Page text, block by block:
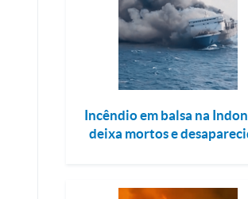
Incêndio em balsa na
deixa mortos e